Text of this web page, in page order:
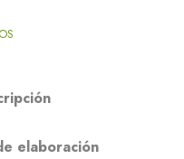
elaboración